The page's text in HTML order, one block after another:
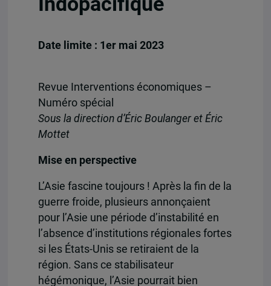
Date limite : 1er mai 2023
Revue Interventions économiques –
Numéro spécial
Sous la direction d’Éric Boulanger et Éric
Mottet
Mise en perspective
L’Asie fascine toujours ! Après la fin de la
guerre froide, plusieurs annonçaient
pour l’Asie une période d’instabilité en
l’absence d’institutions régionales fortes
si les États-Unis se retiraient de la
région. Sans ce stabilisateur
hégémonique, l’Asie pourrait bien